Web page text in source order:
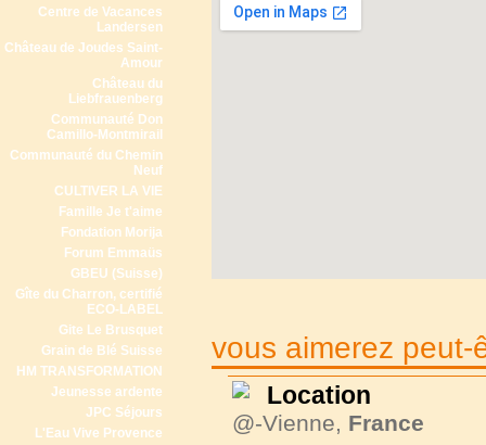
Centre de Vacances
Landersen
Château de Joudes Saint-
Amour
Château du
Liebfrauenberg
Communauté Don
Camillo-Montmirail
Communauté du Chemin
Neuf
CULTIVER LA VIE
Famille Je t'aime
Fondation Morija
Forum Emmaüs
GBEU (Suisse)
Gîte du Charron, certifié
ECO-LABEL
Gite Le Brusquet
Grain de Blé Suisse
HM TRANSFORMATION
Jeunesse ardente
JPC Séjours
L'Eau Vive Provence
vous aimerez peut-
Location
@-Vienne, France